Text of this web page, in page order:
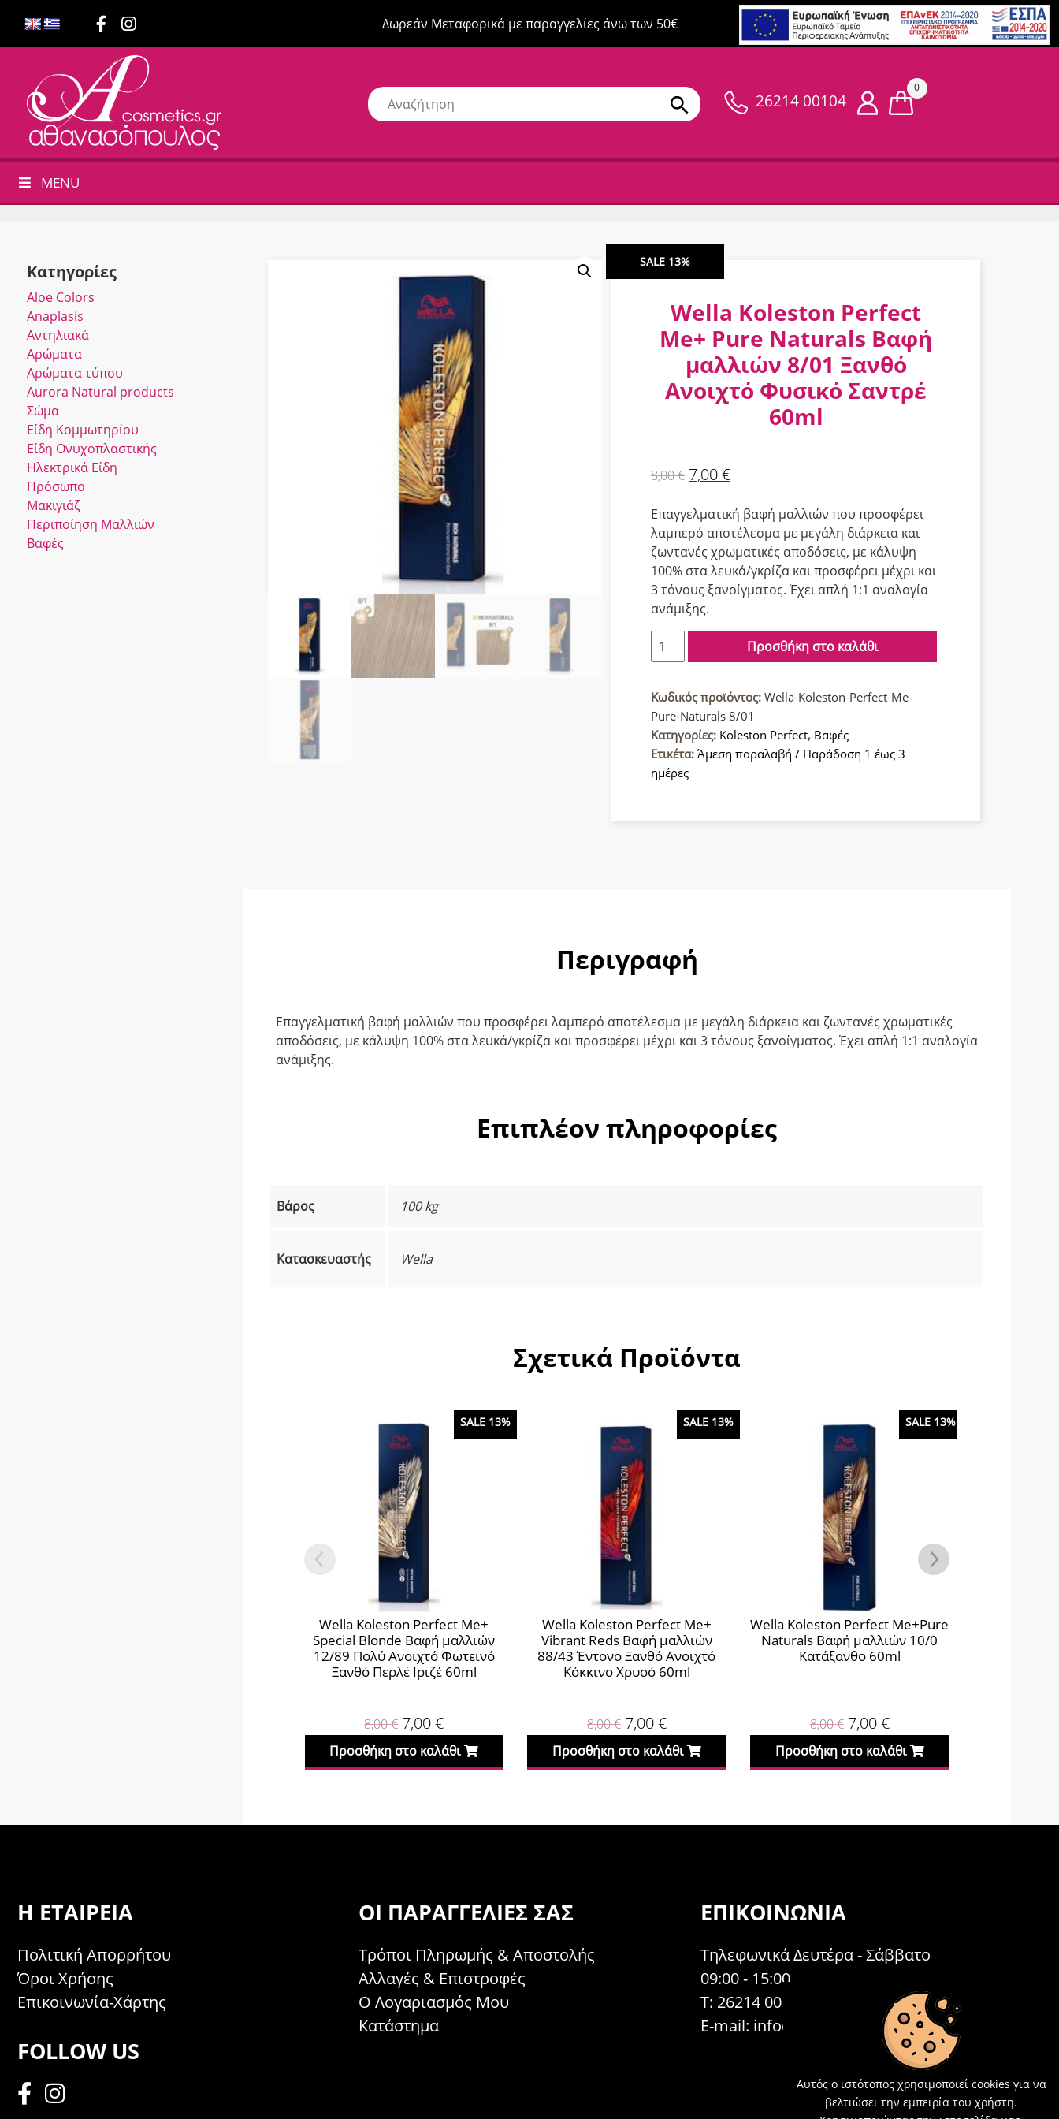
Δωρεάν Μεταφορικά με παραγγελίες άνω των 50€
26214 00104
0
MENU
Κατηγορίες
Αloe Colors
Anaplasis
Αντηλιακά
Αρώματα
Αρώματα τύπου
Αurora Νatural products
Σώμα
Είδη Κομμωτηρίου
Είδη Ονυχοπλαστικής
Ηλεκτρικά Είδη
Πρόσωπο
Μακιγιάζ
Περιποίηση Μαλλιών
Βαφές
SALE 13%
Wella Koleston Perfect
Me+ Pure Naturals Βαφή
μαλλιών 8/01 Ξανθό
Ανοιχτό Φυσικό Σαντρέ
60ml
8,00€ 7,00€
Επαγγελματική βαφή μαλλιών που προσφέρει
λαμπερό αποτέλεσμα με μεγάλη διάρκεια και
ζωντανές χρωματικές αποδόσεις, με κάλυψη
100% στα λευκά/γκρίζα και προσφέρει μέχρι και
3 τόνους ξανοίγματος. Έχει απλή 1:1 αναλογία
ανάμιξης.
Wella
Koleston
Me+
Pure
Naturals
Βαφή
μαλλιών
Προσθήκη στο καλάθι
Κωδικός προϊόντος: Wella-Koleston-Perfect-Me-
Pure-Naturals 8/01
Κατηγορίες: Koleston Perfect, Βαφές
Ετικέτα: Άμεση παραλαβή / Παράδοση 1 έως 3
ημέρες
Περιγραφή
Επαγγελματική βαφή μαλλιών που προσφέρει λαμπερό αποτέλεσμα με μεγάλη διάρκεια και ζωντανές χρωματικές
αποδόσεις, με κάλυψη 100% στα λευκά/γκρίζα και προσφέρει μέχρι και 3 τόνους ξανοίγματος. Έχει απλή 1:1 αναλογία
ανάμιξης.
Επιπλέον πληροφορίες
Βάρος 100 kg
Κατασκευαστής Wella
Σχετικά Προϊόντα
SALE 13%
Wella Koleston Perfect Me+
Special Blonde Βαφή μαλλιών
12/89 Πολύ Ανοιχτό Φωτεινό
Ξανθό Περλέ Ιριζέ 60ml
8,00€ 7,00€
Προσθήκη στο καλάθι
SALE 13%
Wella Koleston Perfect Me+
Vibrant Reds Βαφή μαλλιών
88/43 Έντονο Ξανθό Ανοιχτό
Κόκκινο Χρυσό 60ml
8,00€ 7,00€
Προσθήκη στο καλάθι
SALE 13%
Wella Koleston Perfect Me+Pure
Naturals Βαφή μαλλιών 10/0
Κατάξανθο 60ml
8,00€ 7,00€
Προσθήκη στο καλάθι
Η ΕΤΑΙΡΕΊΑ
Πολιτική Απορρήτου
Όροι Χρήσης
Επικοινωνία-Χάρτης
FOLLOW US
ΟΙ ΠΑΡΑΓΓΕΛΊΕΣ ΣΑΣ
Τρόποι Πληρωμής & Αποστολής
Αλλαγές & Επιστροφές
Ο Λογαριασμός Μου
Κατάστημα
ΕΠΙΚΟΙΝΩΝΊΑ
Τηλεφωνικά Δευτέρα - Σάββατο
09:00 - 15:00
Τ: 26214 00104
E-mail: info@acosmetics.gr
Αυτός ο ιστότοπος χρησιμοποιεί cookies για να
βελτιώσει την εμπειρία του χρήστη.